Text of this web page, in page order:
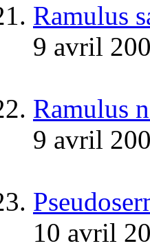
Ramulus
9 avril
Ramulus
9 avril
10 avril